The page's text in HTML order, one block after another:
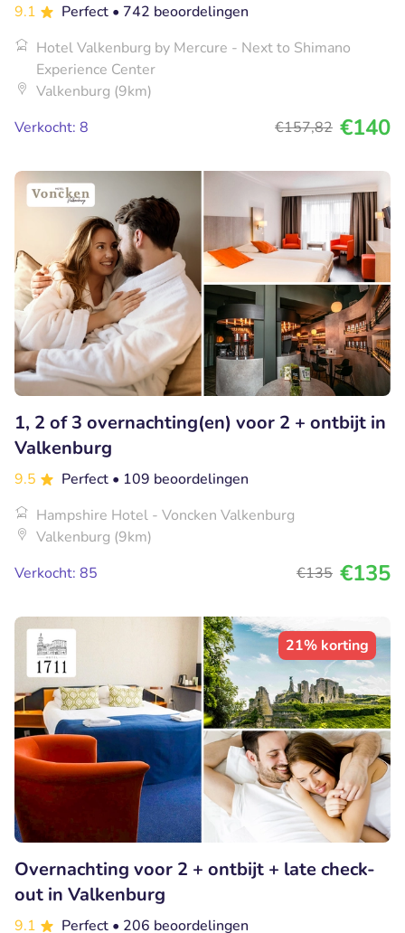
9.1 Perfect • 742 beoordelingen
Hotel Valkenburg by Mercure - Next to Shimano
Experience Center
Valkenburg (9km)
Verkocht: 8
€157,82 €140
1, 2 of 3 overnachting(en) voor 2 + ontbijt in
Valkenburg
9.5 Perfect • 109 beoordelingen
Hampshire Hotel - Voncken Valkenburg
Valkenburg (9km)
Verkocht: 85
€135 €135
21% korting
Overnachting voor 2 + ontbijt + late check-
out in Valkenburg
9.1 Perfect • 206 beoordelingen